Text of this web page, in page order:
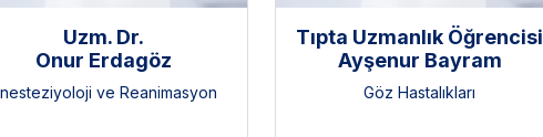
Uzm. Dr.
Onur Erdagöz
ve Reanimasyon
Tıpta Uzmanlık Öğrencisi
Ayşenur Bayram
Göz Hastalıkları